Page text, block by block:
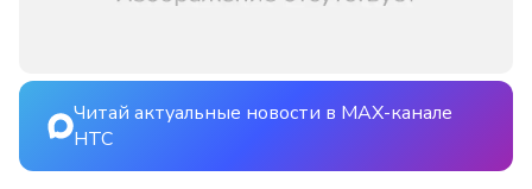
Читай актуальные новости в MAX-канале
НТС